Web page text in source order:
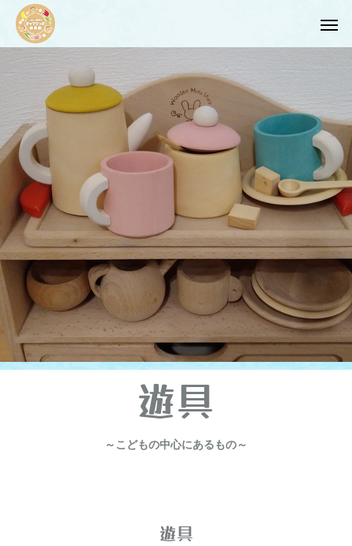
遊具
～こどもの中心にあるもの～
遊具